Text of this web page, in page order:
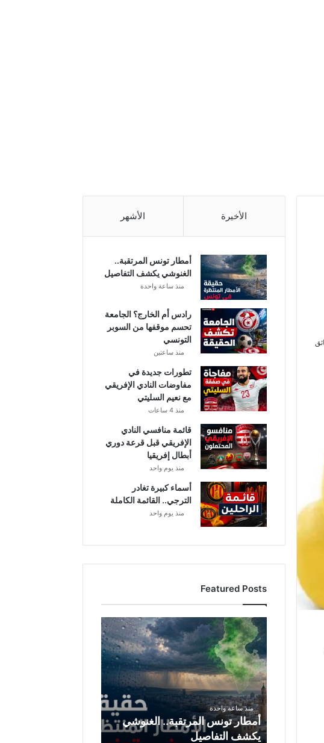
الأخيرة الأشهر
أمطار تونس المرتقبة..
الغنوشي يكشف التفاصيل
منذ ساعة واحدة
رادس أم الخارج؟ الجامعة
تحسم موقفها من السوبر
التونسي
منذ ساعتين
تطورات جديدة في
مفاوضات النادي الإفريقي
مع نعيم السليتي
منذ 4 ساعات
قائمة منافسي النادي
الإفريقي قبل قرعة دوري
أبطال إفريقيا
منذ يوم واحد
أسماء كبيرة تغادر
الترجي.. القائمة الكاملة
منذ يوم واحد
Featured Posts
م
ا
ر
ت
و
س
ا
منذ ساعة واحدة
أمطار تونس المرتقبة.. الغنوشي
يكشف التفاصيل